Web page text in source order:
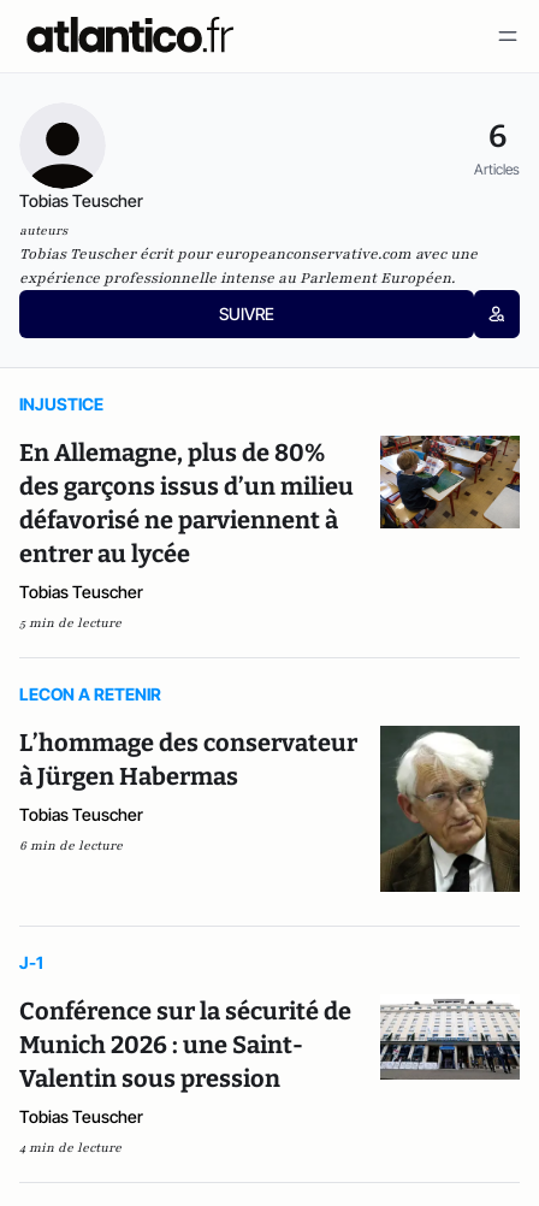
6
Articles
Tobias Teuscher
auteurs
Tobias Teuscher écrit poureuropeanconservative.com avec une
expérience professionnelle intense au Parlement Européen.
SUIVRE
INJUSTICE
En Allemagne, plus de 80%
des garçons issus d’un milieu
défavorisé ne parviennent à
entrer au lycée
Tobias Teuscher
5 min de lecture
LECON A RETENIR
L’hommage des conservateur
à Jürgen Habermas
Tobias Teuscher
6 min de lecture
J-1
Conférence sur la sécurité de
Munich 2026 : une Saint-
Valentin sous pression
Tobias Teuscher
4 min de lecture